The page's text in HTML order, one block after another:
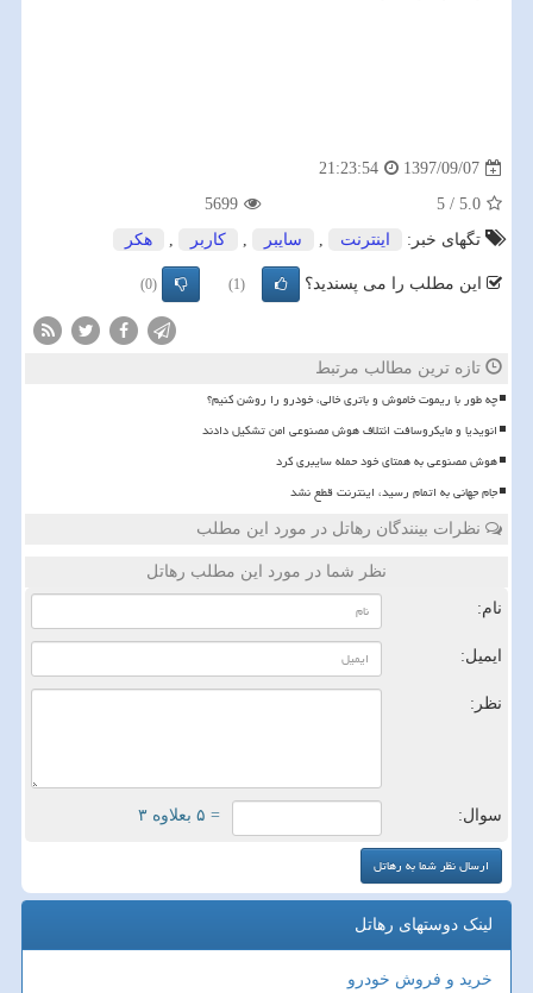
1397/09/07
21:23:54
5.0
/
5
5699
تگهای خبر:
اینترنت , سایبر , كاربر , هكر
این مطلب را می پسندید؟ (1)
(0)
تازه ترین مطالب مرتبط
چه طور با ریموت خاموش و باتری خالی، خودرو را روشن کنیم؟
انویدیا و مایکروسافت ائتلاف هوش مصنوعی امن تشکیل دادند
هوش مصنوعی به همتای خود حمله سایبری کرد
️جام جهانی به اتمام رسید، اینترنت قطع نشد
نظرات بینندگان رهاتل در مورد این مطلب
نظر شما در مورد این مطلب رهاتل
نام:
ایمیل:
نظر:
سوال: = ۵ بعلاوه ۳
لینک دوستهای رهاتل
خرید و فروش خودرو